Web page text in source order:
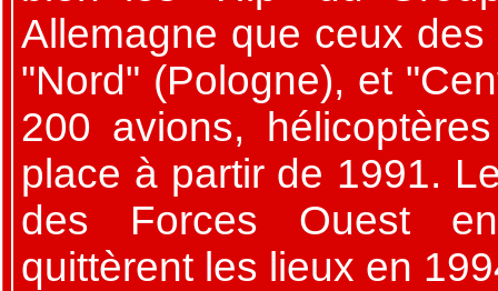
Allemagne que ceux
"Nord" (Pologne), et
200 avions,
place à partir de 1991.
des Forces Ouest
quittèrent les lieux en